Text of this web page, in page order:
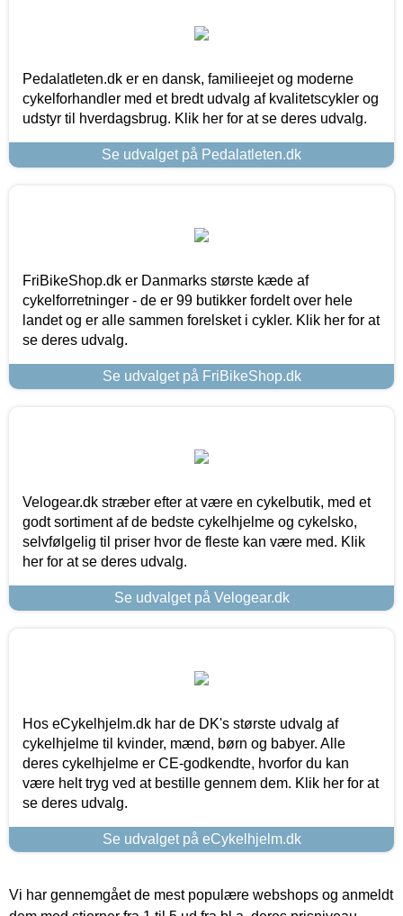
Pedalatleten.dk er en dansk, familieejet og moderne
cykelforhandler med et bredt udvalg af kvalitetscykler og
udstyr til hverdagsbrug. Klik her for at se deres udvalg.
Se udvalget på Pedalatleten.dk
FriBikeShop.dk er Danmarks største kæde af
cykelforretninger - de er 99 butikker fordelt over hele
landet og er alle sammen forelsket i cykler. Klik her for at
se deres udvalg.
Se udvalget på FriBikeShop.dk
Velogear.dk stræber efter at være en cykelbutik, med et
godt sortiment af de bedste cykelhjelme og cykelsko,
selvfølgelig til priser hvor de fleste kan være med. Klik
her for at se deres udvalg.
Se udvalget på Velogear.dk
Hos eCykelhjelm.dk har de DK's største udvalg af
cykelhjelme til kvinder, mænd, børn og babyer. Alle
deres cykelhjelme er CE-godkendte, hvorfor du kan
være helt tryg ved at bestille gennem dem. Klik her for at
se deres udvalg.
Se udvalget på eCykelhjelm.dk
Vi har gennemgået de mest populære webshops og anmeldt